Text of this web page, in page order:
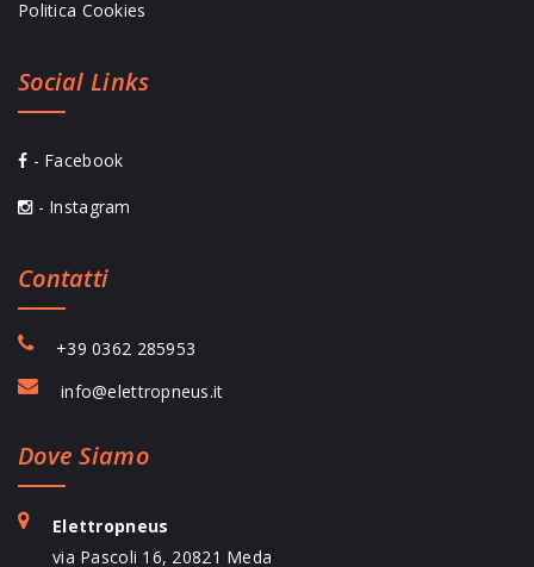
Politica Cookies
Social Links
- Facebook
- Instagram
Contatti
+39 0362 285953
info@elettropneus.it
Dove Siamo
Elettropneus
via Pascoli 16, 20821 Meda